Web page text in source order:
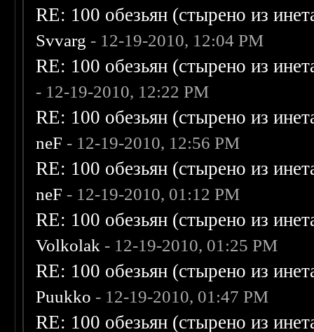
RE: 100 обезьян (стырено из
Svvarg - 12-19-2010, 12:04 PM
RE: 100 обезьян (стырено из
- 12-19-2010, 12:22 PM
RE: 100 обезьян (стырено из
neF - 12-19-2010, 12:56 PM
RE: 100 обезьян (стырено из
neF - 12-19-2010, 01:12 PM
RE: 100 обезьян (стырено из
Volkolak - 12-19-2010, 01:25 PM
RE: 100 обезьян (стырено из
Puukko - 12-19-2010, 01:47 PM
RE: 100 обезьян (стырено из